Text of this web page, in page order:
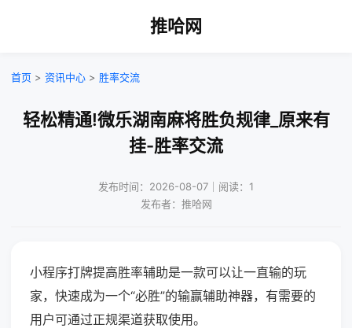
推哈网
首页 > 资讯中心 > 胜率交流
轻松精通!微乐湖南麻将胜负规律_原来有
挂-胜率交流
发布时间：2026-08-07｜阅读：1
发布者：推哈网
小程序打牌提高胜率辅助是一款可以让一直输的玩
家，快速成为一个“必胜”的输赢辅助神器，有需要的
用户可通过正规渠道获取使用。